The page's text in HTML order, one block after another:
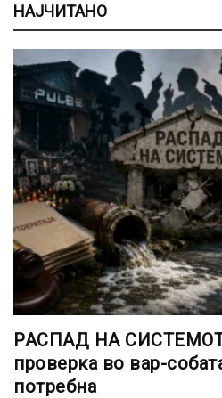
НАЈЧИТАНО
РАСПАД НА
проверка во вар-
потребна